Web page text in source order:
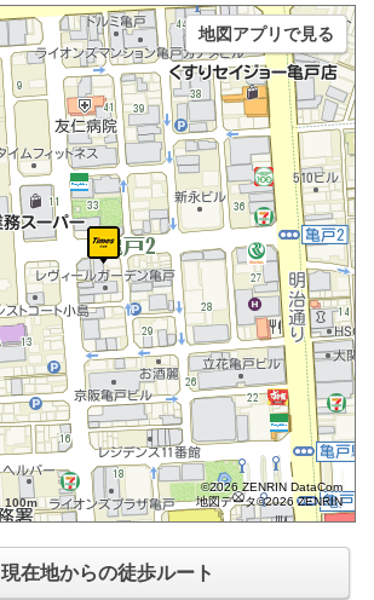
100m
©2026 ZENRIN DataCom
地図データ©2026 ZENRIN
地図アプリで見る
現在地からの徒歩ルート